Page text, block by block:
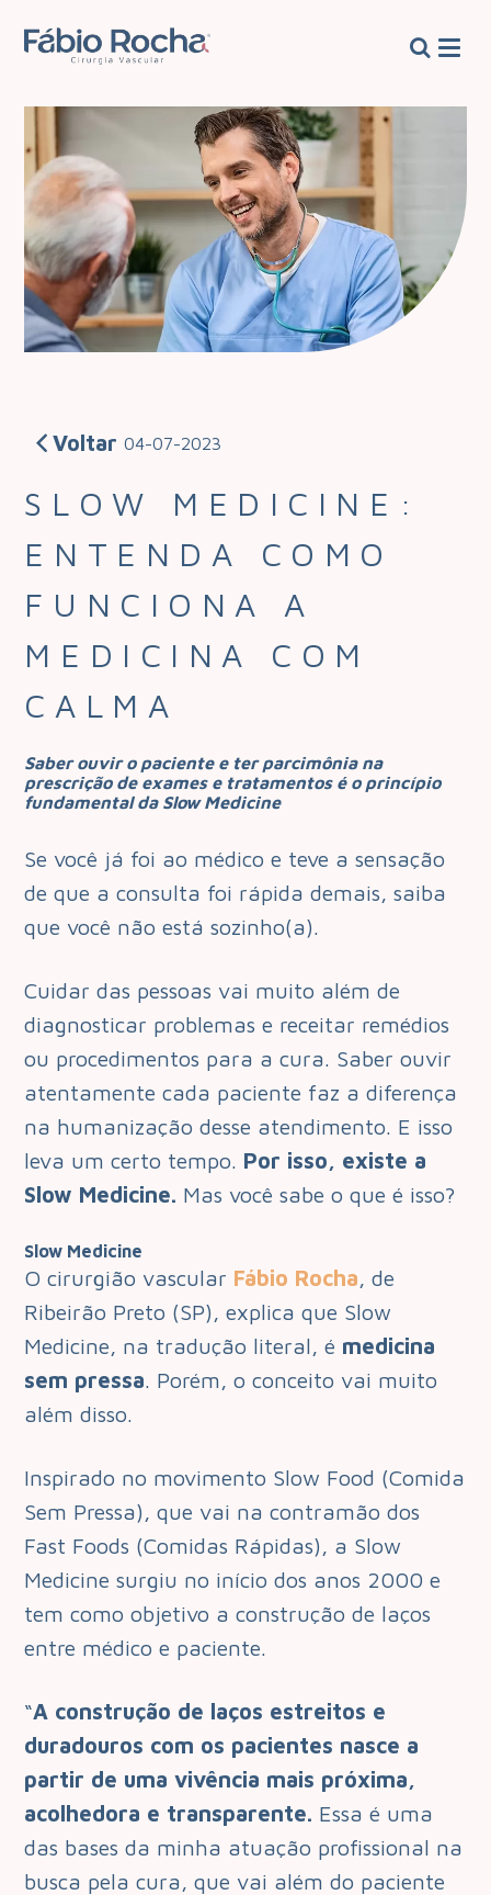
Voltar 04-07-2023
SLOW MEDICINE:
ENTENDA COMO
FUNCIONA A
MEDICINA COM
CALMA
Saber ouvir o paciente e ter parcimônia na
prescrição de exames e tratamentos é o princípio
fundamental da Slow Medicine
Se você já foi ao médico e teve a sensação
de que a consulta foi rápida demais, saiba
que você não está sozinho(a).
Cuidar das pessoas vai muito além de
diagnosticar problemas e receitar remédios
ou procedimentos para a cura. Saber ouvir
atentamente cada paciente faz a diferença
na humanização desse atendimento. E isso
leva um certo tempo. Por isso, existe a
Slow Medicine. Mas você sabe o que é isso?
Slow Medicine
O cirurgião vascular Fábio Rocha, de
Ribeirão Preto (SP), explica que Slow
Medicine, na tradução literal, é medicina
sem pressa. Porém, o conceito vai muito
além disso.
Inspirado no movimento Slow Food (Comida
Sem Pressa), que vai na contramão dos
Fast Foods (Comidas Rápidas), a Slow
Medicine surgiu no início dos anos 2000 e
tem como objetivo a construção de laços
entre médico e paciente.
“A construção de laços estreitos e
duradouros com os pacientes nasce a
partir de uma vivência mais próxima,
acolhedora e transparente. Essa é uma
das bases da minha atuação profissional na
busca pela cura, que vai além do paciente